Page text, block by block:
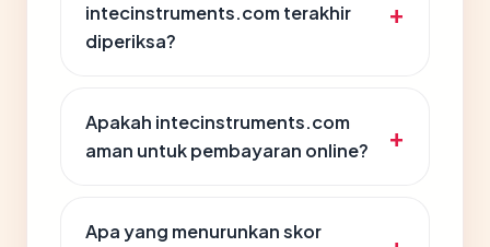
intecinstruments.com terakhir
diperiksa?
Apakah intecinstruments.com
aman untuk pembayaran online?
Apa yang menurunkan skor